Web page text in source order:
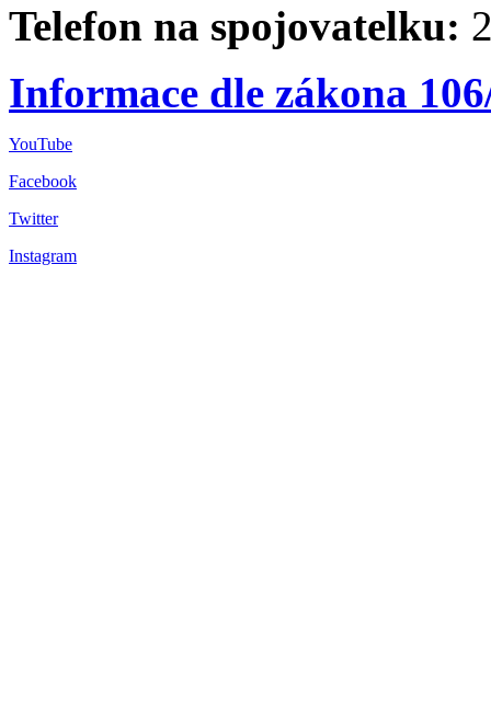
Telefon na spojovatelku:
Informace dle zákona
YouTube
Facebook
Twitter
Instagram